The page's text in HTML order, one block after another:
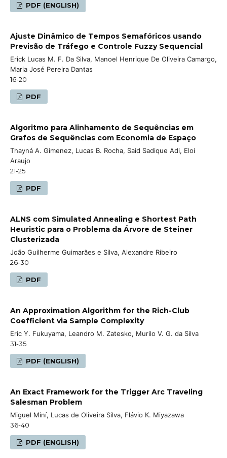
PDF (ENGLISH)
Ajuste Dinâmico de Tempos Semafóricos usando
Previsão de Tráfego e Controle Fuzzy Sequencial
Erick Lucas M. F. Da Silva, Manoel Henrique De Oliveira Camargo,
Maria José Pereira Dantas
16-20
PDF
Algoritmo para Alinhamento de Sequências em
Grafos de Sequências com Economia de Espaço
Thayná A. Gimenez, Lucas B. Rocha, Said Sadique Adi, Eloi
Araujo
21-25
PDF
ALNS com Simulated Annealing e Shortest Path
Heuristic para o Problema da Árvore de Steiner
Clusterizada
João Guilherme Guimarães e Silva, Alexandre Ribeiro
26-30
PDF
An Approximation Algorithm for the Rich-Club
Coefficient via Sample Complexity
Eric Y. Fukuyama, Leandro M. Zatesko, Murilo V. G. da Silva
31-35
PDF (ENGLISH)
An Exact Framework for the Trigger Arc Traveling
Salesman Problem
Miguel Miní, Lucas de Oliveira Silva, Flávio K. Miyazawa
36-40
PDF (ENGLISH)